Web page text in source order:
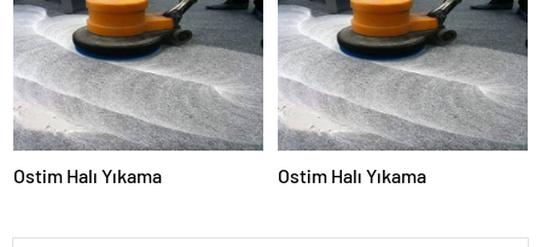
Ostim Halı Yıkama Ostim Halı Yıkama